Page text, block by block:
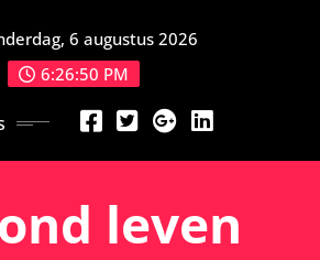
6 augustus 2026
6:26:51 PM
leven